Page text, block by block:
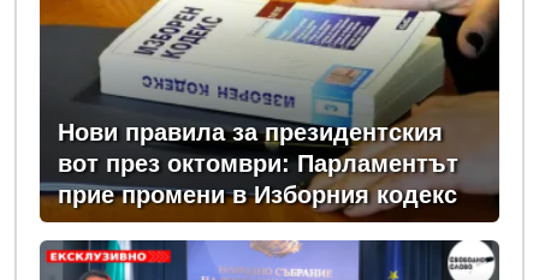
Нови правила за президентския
вот през октомври: Парламентът
прие промени в Изборния кодекс